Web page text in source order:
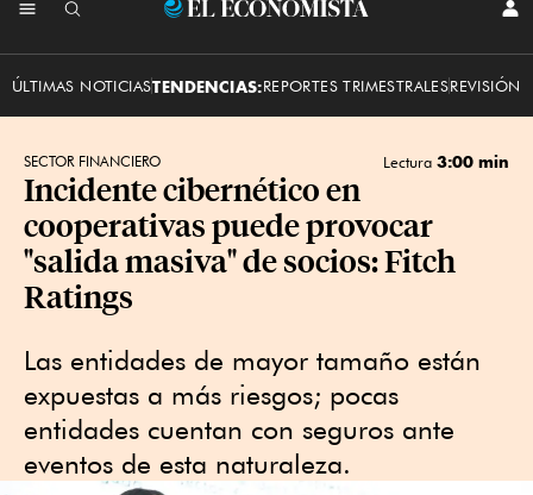
El
ÚLTIMAS NOTICIASTENDENCIAS:REPORTES TRIMESTRALESREVISIÓN
SECTOR FINANCIERO Lectura 3:00 min
Incidente cibernético en
cooperativas puede provocar
"salida masiva" de socios: Fitch
Ratings
Las entidades de mayor tamaño están
expuestas a más riesgos; pocas
entidades cuentan con seguros ante
eventos de esta naturaleza.